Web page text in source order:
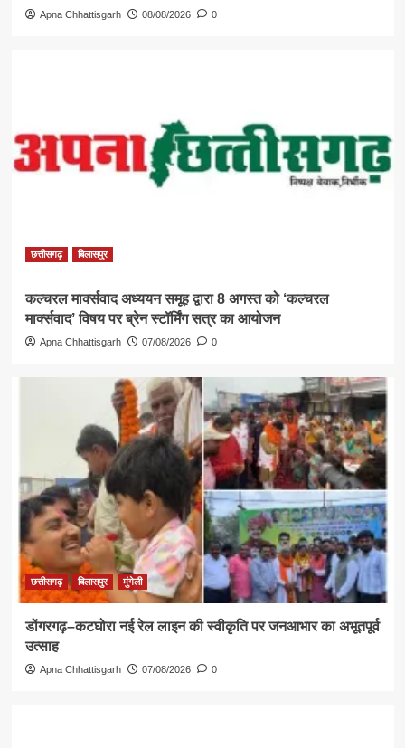
Apna Chhattisgarh 08/08/2026 0
छत्तीसगढ़ बिलासपुर
कल्चरल मार्क्सवाद अध्ययन समूह द्वारा 8 अगस्त को ‘कल्चरल
मार्क्सवाद’ विषय पर ब्रेन स्टॉर्मिंग सत्र का आयोजन
Apna Chhattisgarh 07/08/2026 0
छत्तीसगढ़ बिलासपुर मुंगेली
डोंगरगढ़–कटघोरा नई रेल लाइन की स्वीकृति पर जनआभार का अभूतपूर्व
उत्साह
Apna Chhattisgarh 07/08/2026 0